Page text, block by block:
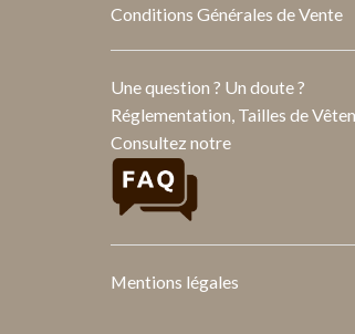
Conditions Générales de Vente
Une question ? Un doute ?
Réglementation, Tailles de
Consultez notre
Mentions légales